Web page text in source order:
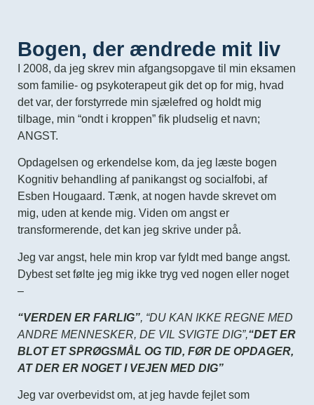
Bogen, der ændrede mit liv
I 2008, da jeg skrev min afgangsopgave til min eksamen
som familie- og psykoterapeut gik det op for mig, hvad
det var, der forstyrrede min sjælefred og holdt mig
tilbage, min “ondt i kroppen” fik pludselig et navn;
ANGST.
Opdagelsen og erkendelse kom, da jeg læste bogen
Kognitiv behandling af panikangst og socialfobi, af
Esben Hougaard. Tænk, at nogen havde skrevet om
mig, uden at kende mig. Viden om angst er
transformerende, det kan jeg skrive under på.
Jeg var angst, hele min krop var fyldt med bange angst.
Dybest set følte jeg mig ikke tryg ved nogen eller noget
–
“VERDEN ER FARLIG”, “DU KAN IKKE REGNE MED
ANDRE MENNESKER, DE VIL SVIGTE DIG”,“DET ER
BLOT ET SPRØGSMÅL OG TID, FØR DE OPDAGER,
AT DER ER NOGET I VEJEN MED DIG”
Jeg var overbevidst om, at jeg havde fejlet som